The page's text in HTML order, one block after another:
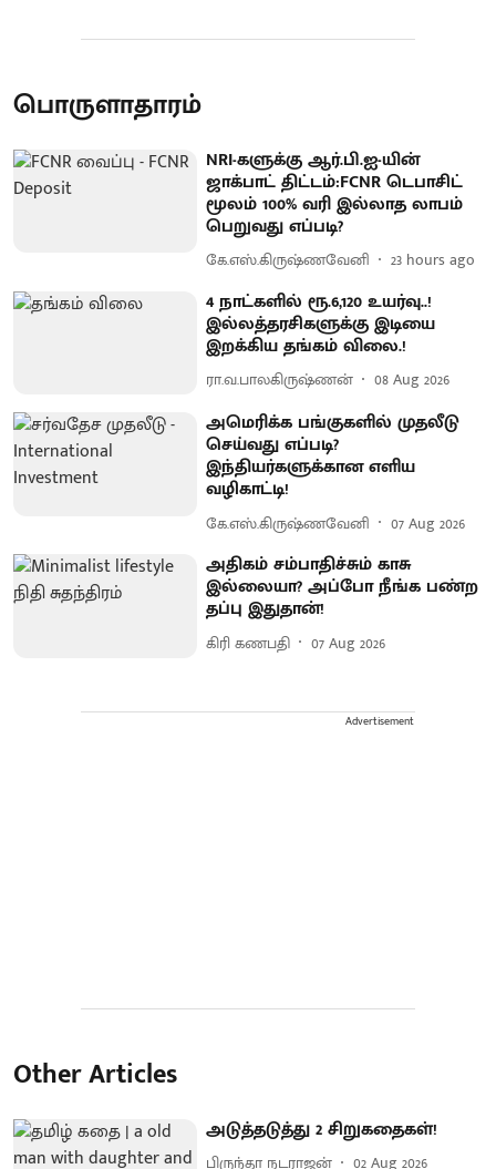
பொருளாதாரம்
NRI-களுக்கு ஆர்.பி.ஐ-யின்
ஜாக்பாட் திட்டம்:FCNR டெபாசிட்
மூலம் 100% வரி இல்லாத லாபம்
பெறுவது எப்படி?
கே.எஸ்.கிருஷ்ணவேனி 23 hours ago
4 நாட்களில் ரூ.6,120 உயர்வு..!
இல்லத்தரசிகளுக்கு இடியை
இறக்கிய தங்கம் விலை.!
ரா.வ.பாலகிருஷ்ணன் 08 Aug 2026
அமெரிக்க பங்குகளில் முதலீடு
செய்வது எப்படி?
இந்தியர்களுக்கான எளிய
வழிகாட்டி!
கே.எஸ்.கிருஷ்ணவேனி 07 Aug 2026
அதிகம் சம்பாதிச்சும் காசு
இல்லையா? அப்போ நீங்க பண்ற
தப்பு இதுதான்!
கிரி கணபதி 07 Aug 2026
Advertisement
Other Articles
அடுத்தடுத்து 2 சிறுகதைகள்!
பிருந்தா நடராஜன் 02 Aug 2026